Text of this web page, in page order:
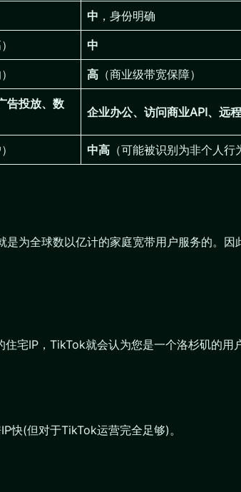
中 ，身份明确
中
高 （商业级带宽保障）
告投放、数
企业办公、访问商业API、远
中高 （可能被识别为非个人行
为全球数以亿计的家庭宽带用户服务的。
宅IP，TikTok就会认为您是一个洛杉矶的用
快(但对于TikTok运营完全足够)。